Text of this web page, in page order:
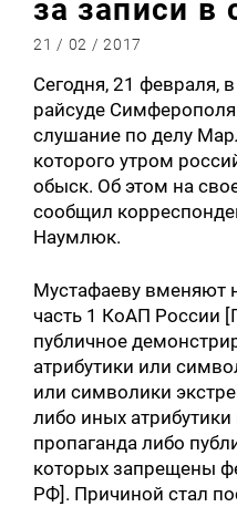
за записи в
21 / 02 / 2017
Сегодня, 21 февраля,
райсуде Симферополя
слушание по делу
которого утром
обыск. Об этом на
сообщил
Наумлюк.
Мустафаеву вменяют
часть 1 КоАП России
публичное
атрибутики или
или символики
либо иных
пропаганда либо
которых запрещены
РФ]. Причиной стал